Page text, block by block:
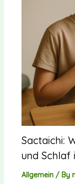
Sactaichi:
und Schlaf
Allgemein/ By